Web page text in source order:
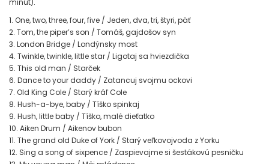
minút).
1. One, two, three, four, five / Jeden, dva, tri, štyri, päť
2. Tom, the piper’s son / Tomáš, gajdošov syn
3. London Bridge / Londýnsky most
4. Twinkle, twinkle, little star / Ligotaj sa hviezdička
5. This old man / Starček
6. Dance to your daddy / Zatancuj svojmu ockovi
7. Old King Cole / Starý kráľ Cole
8. Hush-a-bye, baby / Tíško spinkaj
9. Hush, little baby / Tíško, malé dieťatko
10. Aiken Drum / Aikenov bubon
11. The grand old Duke of York / Starý veľkovojvoda z Yorku
12. Sing a song of sixpence / Zaspievajme si šestákovú pesničku